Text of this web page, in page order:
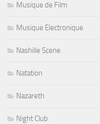
Musique de Film
Musique Electronique
Nashille Scene
Natation
Nazareth
Night Club